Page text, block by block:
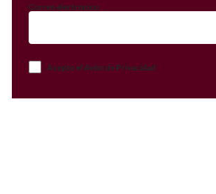
Correo electrónico
Acepto el Aviso de Privacidad